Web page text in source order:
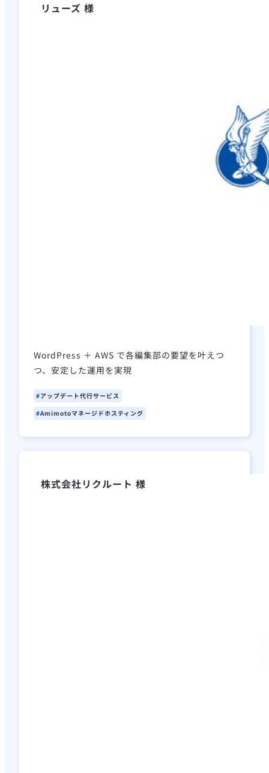
リューズ 様
WordPress ＋ AWS で各編集部の要望を叶えつ
つ、安定した運用を実現
アップデート代行サービス
Amimotoマネージドホスティング
株式会社リクルート 様